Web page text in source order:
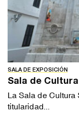
SALA DE EXPOSICIÓN
Sala de
La Sala de Cultura
titularidad...